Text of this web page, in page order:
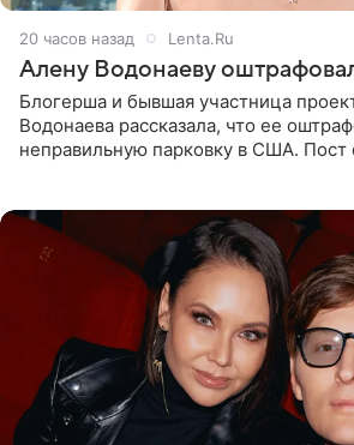
20 часов назад Lenta.Ru
Алену Водонаеву
Блогерша и бывшая участница
Водонаева рассказала, что ее
неправильную парковку в США. Пост